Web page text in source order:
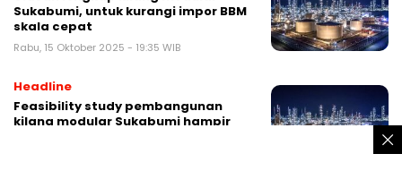
Sukabumi, untuk kurangi impor BBM
skala cepat
Rabu, 15 Oktober 2025 - 19:35 WIB
Headline
Feasibility study pembangunan
kilang modular Sukabumi hampir